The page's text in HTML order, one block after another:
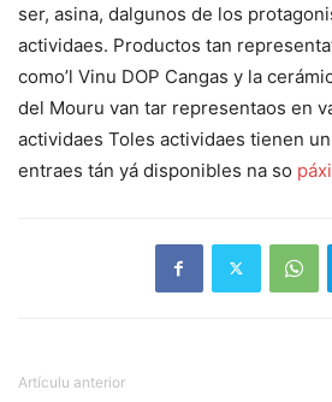
ser, asina, dalgunos de los
actividaes. Productos tan
como’l Vinu DOP Cangas y la
del Mouru van tar representaos en
actividaes Toles actividaes tienen
entraes tán yá disponibles na so
Artículu anterior